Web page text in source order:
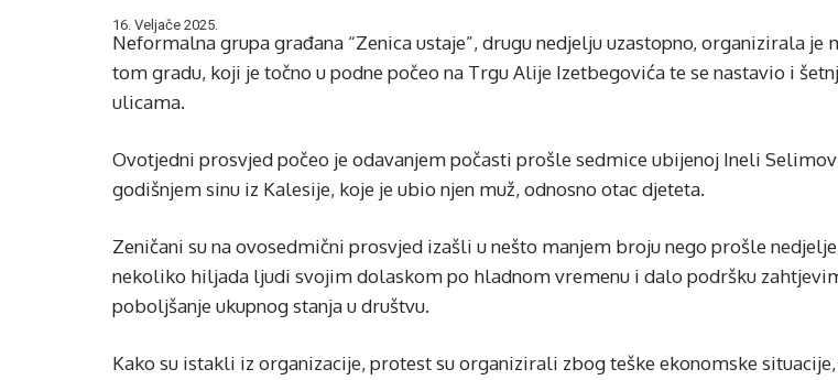
16. Veljače 2025.
Neformalna grupa građana “Zenica ustaje”, drugu nedjelju uzastopno, organizirala je
tom gradu, koji je točno u podne počeo na Trgu Alije Izetbegovića te se nastavio i
ulicama.
Ovotjedni prosvjed počeo je odavanjem počasti prošle sedmice ubijenoj Ineli
godišnjem sinu iz Kalesije, koje je ubio njen muž, odnosno otac djeteta.
Zeničani su na ovosedmični prosvjed izašli u nešto manjem broju nego prošle
nekoliko hiljada ljudi svojim dolaskom po hladnom vremenu i dalo podršku
poboljšanje ukupnog stanja u društvu.
Kako su istakli iz organizacije, protest su organizirali zbog teške ekonomske